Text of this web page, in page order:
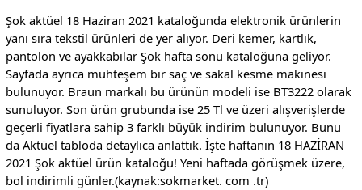
Şok aktüel 18 Haziran 2021 kataloğunda elektronik ürünlerin
yanı sıra tekstil ürünleri de yer alıyor. Deri kemer, kartlık,
pantolon ve ayakkabılar Şok hafta sonu kataloğuna geliyor.
Sayfada ayrıca muhteşem bir saç ve sakal kesme makinesi
bulunuyor. Braun markalı bu ürünün modeli ise BT3222 olarak
sunuluyor. Son ürün grubunda ise 25 Tl ve üzeri alışverişlerde
geçerli fiyatlara sahip 3 farklı büyük indirim bulunuyor. Bunu
da Aktüel tabloda detaylıca anlattık. İşte haftanın 18 HAZİRAN
2021 Şok aktüel ürün kataloğu! Yeni haftada görüşmek üzere,
bol indirimli günler.(kaynak:sokmarket. com .tr)